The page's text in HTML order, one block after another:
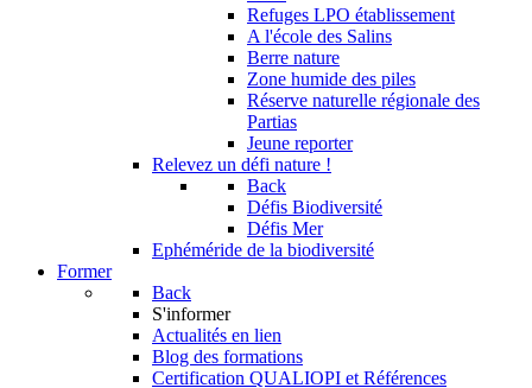
Refuges LPO établissement
A l'école des Salins
Berre nature
Zone humide des piles
Réserve naturelle régionale des
Partias
Jeune reporter
Relevez un défi nature !
Back
Défis Biodiversité
Défis Mer
Ephéméride de la biodiversité
Former
Back
S'informer
Actualités en lien
Blog des formations
Certification QUALIOPI et Références